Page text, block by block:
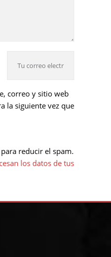
correo y sitio web
la siguiente vez que
reducir el spam.
los datos de tus